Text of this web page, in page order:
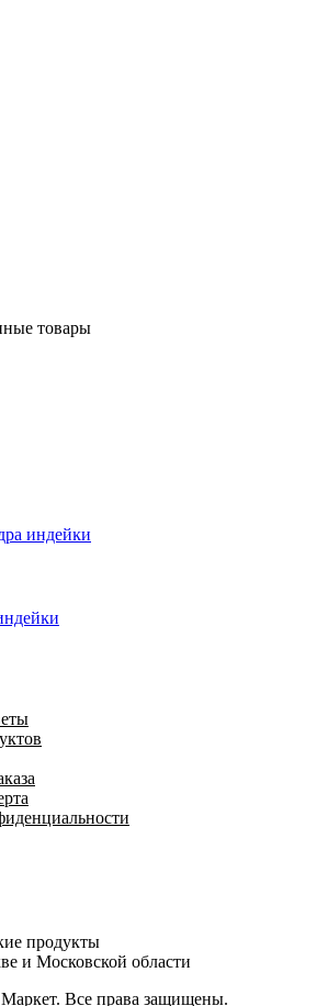
товары
индейĸи
продукты
и Московской области
Все права защищены.